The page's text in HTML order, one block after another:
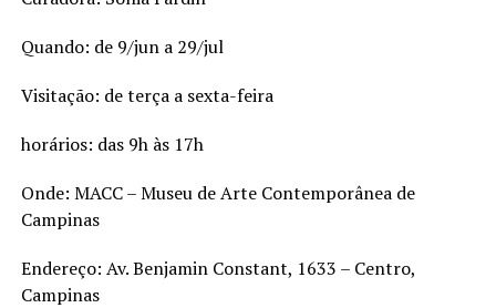
Quando: de 9/jun a 29/jul
Visitação: de terça a sexta-feira
horários: das 9h às 17h
Onde: MACC – Museu de Arte Contemporânea de
Campinas
Endereço: Av. Benjamin Constant, 1633 – Centro,
Campinas